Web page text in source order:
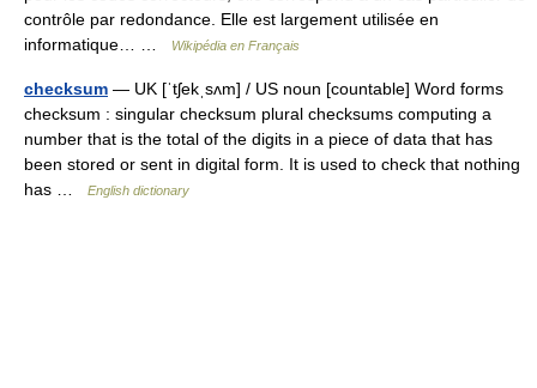
contrôle par redondance. Elle est largement utilisée en
informatique… …
Wikipédia en Français
checksum — UK [ˈtʃekˌsʌm] / US noun [countable] Word forms
checksum : singular checksum plural checksums computing a
number that is the total of the digits in a piece of data that has
been stored or sent in digital form. It is used to check that nothing
has …
English dictionary